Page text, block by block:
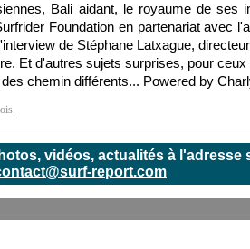
Bali aidant, le royaume de ses
Foundation en partenariat avec
de Stéphane Latxague,
Et d'autres sujets surprises, pour
chemin différents... Powered by
vidéos, actualités à l'adresse
report.com